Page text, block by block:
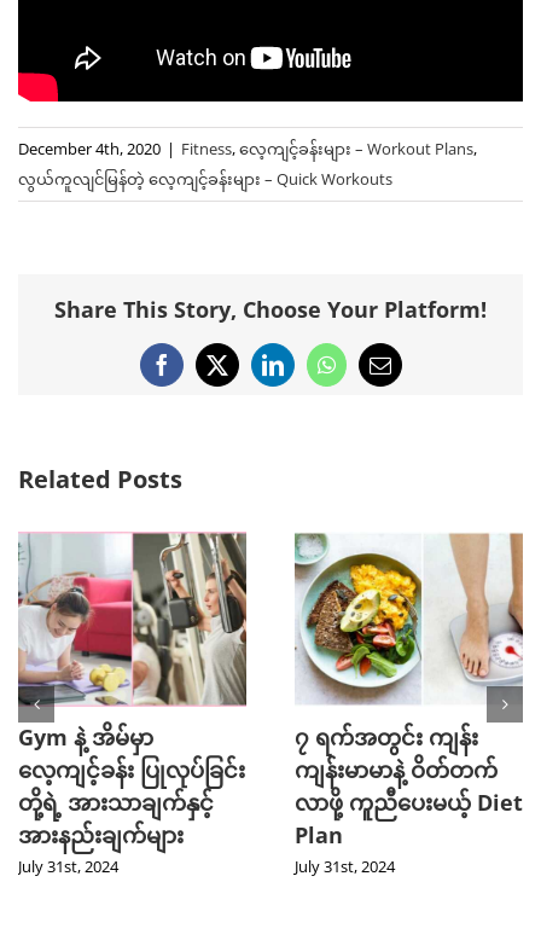
December 4th, 2020 | Fitness,လေ့ကျင့်ခန်းများ – Workout Plans,
လွယ်ကူလျင်မြန်တဲ့ ‌လေ့ကျင့်ခန်းများ – Quick Workouts
Share This Story, Choose Your Platform!
Facebook
X LinkedInWhatsApp
Email
Related Posts
Gym နဲ့ အိမ်မှာ
လေ့ကျင့်ခန်း ပြုလုပ်ခြင်း
တို့ရဲ့ အားသာချက်နှင့်
အားနည်းချက်များ
July 31st, 2024
၇ ရက်အတွင်း ကျန်း
ကျန်းမာမာနဲ့ ဝိတ်တက်
လာဖို့ ကူညီပေးမယ့် Diet
Plan
July 31st, 2024